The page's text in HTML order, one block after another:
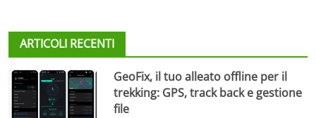
ARTICOLI RECENTI
GeoFix, il tuo alleato offline per il
trekking: GPS, track back e gestione
file